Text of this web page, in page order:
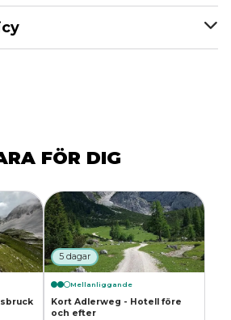
FÖR DIG
5 dagar
Mellanliggande
Kort Adlerweg - Hotell före
och efter